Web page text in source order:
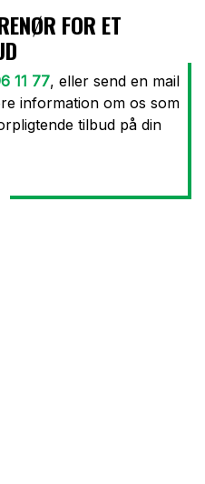
FOR ET
11 77, eller send en mail
information om os som
tilbud på din